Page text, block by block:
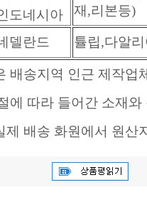
도네시아
재,리본등)
델란드 튤립,다알
배송지역 인근 제작업
에 따라 들어간 소재
제 배송 화원에서 원산